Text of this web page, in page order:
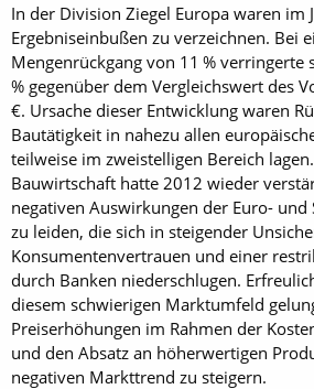
In der Division Ziegel Europa waren im
Ergebniseinbußen zu verzeichnen. Bei
Mengenrückgang von 11 % verringerte
% gegenüber dem Vergleichswert des
€. Ursache dieser Entwicklung waren
Bautätigkeit in nahezu allen
teilweise im zweistelligen Bereich
Bauwirtschaft hatte 2012 wieder
negativen Auswirkungen der Euro- und
zu leiden, die sich in steigender
Konsumentenvertrauen und einer
durch Banken niederschlugen.
diesem schwierigen Marktumfeld
Preiserhöhungen im Rahmen der
und den Absatz an höherwertigen
negativen Markttrend zu steigern.